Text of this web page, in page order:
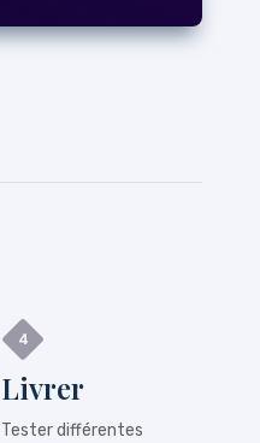
Livrer
Tester différentes